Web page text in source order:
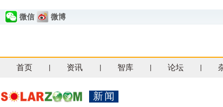
微信 微博
首页 资讯 智库 论坛
新闻